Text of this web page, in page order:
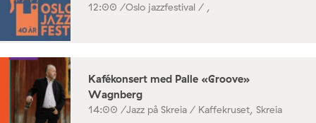
12:00 /Oslo jazzfestival / ,
Kafékonsert med Palle «Groove»
Wagnberg
14:00 /Jazz på Skreia / Kaffekruset, Skreia